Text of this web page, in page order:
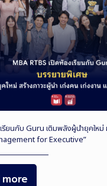
รียนกับ Guru เติมพลังผู้นำยุคใหม่
for Executive”